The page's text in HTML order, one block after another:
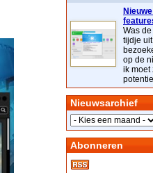
Was
tijdje
op de
ik moet
Nieuwsarchief
Abonneren